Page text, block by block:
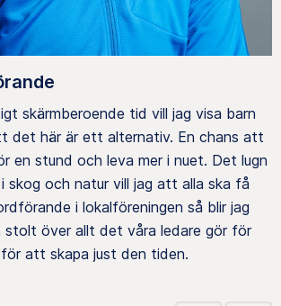
skärmberoende tid vill jag visa barn
det här är ett alternativ. En chans att
en stund och leva mer i nuet. Det lugn
skog och natur vill jag att alla ska få
i lokalföreningen så blir jag
stolt över allt det våra ledare gör för
för att skapa just den tiden.